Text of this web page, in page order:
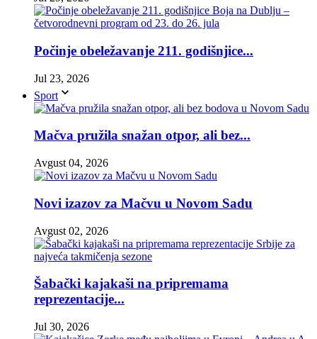
Počinje obeležavanje 211. godišnjice...
Jul 23, 2026
Sport
Mačva pružila snažan otpor, ali bez...
Avgust 04, 2026
Novi izazov za Mačvu u Novom Sadu
Avgust 02, 2026
Šabački kajakaši na pripremama
reprezentacije...
Jul 30, 2026